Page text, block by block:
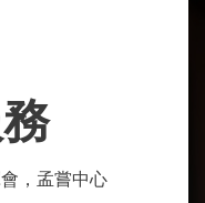
，孟嘗中心